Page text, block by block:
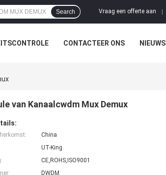
Vraag een offerte aan
Search
CONTACTEER ONS NIEUWS
van Kanaalcwdm Mux Demux
China
UT-King
CE,ROHS,ISO9001
DWDM